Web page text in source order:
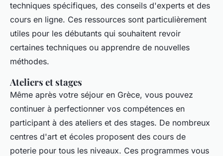
techniques spécifiques, des conseils d'experts et des
cours en ligne. Ces ressources sont particulièrement
utiles pour les débutants qui souhaitent revoir
certaines techniques ou apprendre de nouvelles
méthodes.
Ateliers et stages
Même après votre séjour en Grèce, vous pouvez
continuer à perfectionner vos compétences en
participant à des ateliers et des stages. De nombreux
centres d'art et écoles proposent des cours de
poterie pour tous les niveaux. Ces programmes vous